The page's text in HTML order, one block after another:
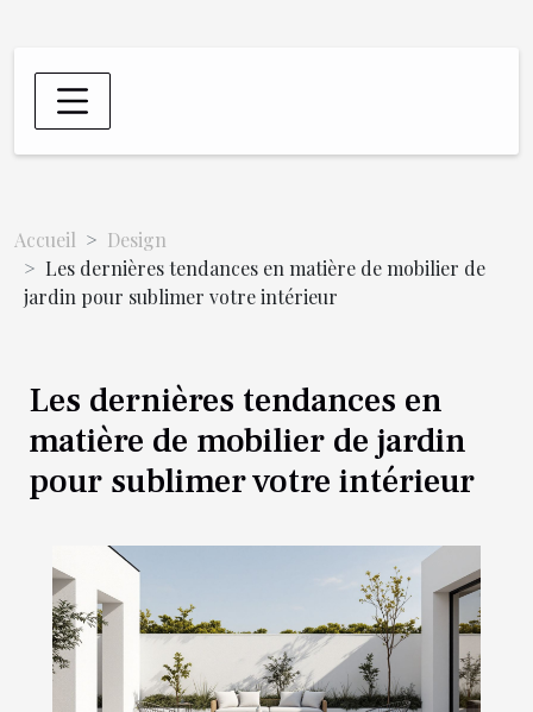
Accueil
Design
Les dernières tendances en matière de mobilier de
jardin pour sublimer votre intérieur
Les dernières tendances en
matière de mobilier de jardin
pour sublimer votre intérieur